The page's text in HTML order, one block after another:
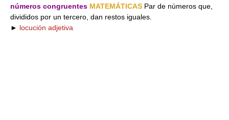
números congruentes MATEMÁTICAS Par de números que,
divididos por un tercero, dan restos iguales.
► locución adjetiva